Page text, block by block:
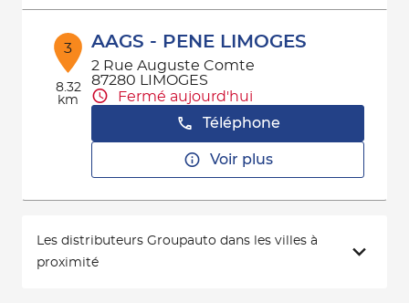
3
8.32
km
AAGS - PENE LIMOGES
2 Rue Auguste Comte
87280 LIMOGES
Fermé aujourd'hui
Téléphone
Voir plus
Les distributeurs Groupauto dans les villes à
proximité